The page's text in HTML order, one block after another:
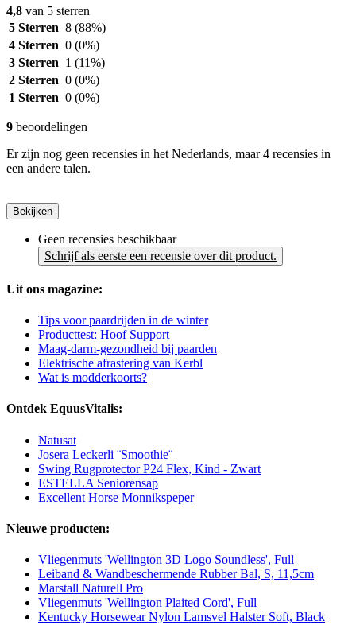
4,8 van 5 sterren
5 Sterren 8 (88%)
4 Sterren 0 (0%)
3 Sterren 1 (11%)
2 Sterren 0 (0%)
1 Sterren 0 (0%)
9 beoordelingen
Er zijn nog geen recensies in het Nederlands, maar 4 recensies in
een andere talen.
Bekijken
Geen recensies beschikbaar
Schrijf als eerste een recensie over dit product.
Uit ons magazine:
Tips voor paardrijden in de winter
Producttest: Hoof Support
Maag-darm-gezondheid bij paarden
Elektrische afrastering van Kerbl
Wat is modderkoorts?
Ontdek EquusVitalis:
Natusat
Josera Leckerli ¨Smoothie¨
Swing Rugprotector P24 Flex, Kind - Zwart
ESTELLA Seniorensap
Excellent Horse Monnikspeper
Nieuwe producten:
Vliegenmuts 'Wellington 3D Logo Soundless', Full
Leiband & Wandbeschermende Rubber Bal, S, 11,5cm
Marstall Naturell Pro
Vliegenmuts 'Wellington Plaited Cord', Full
Kentucky Horsewear Nylon Lamsvel Halster Soft, Black